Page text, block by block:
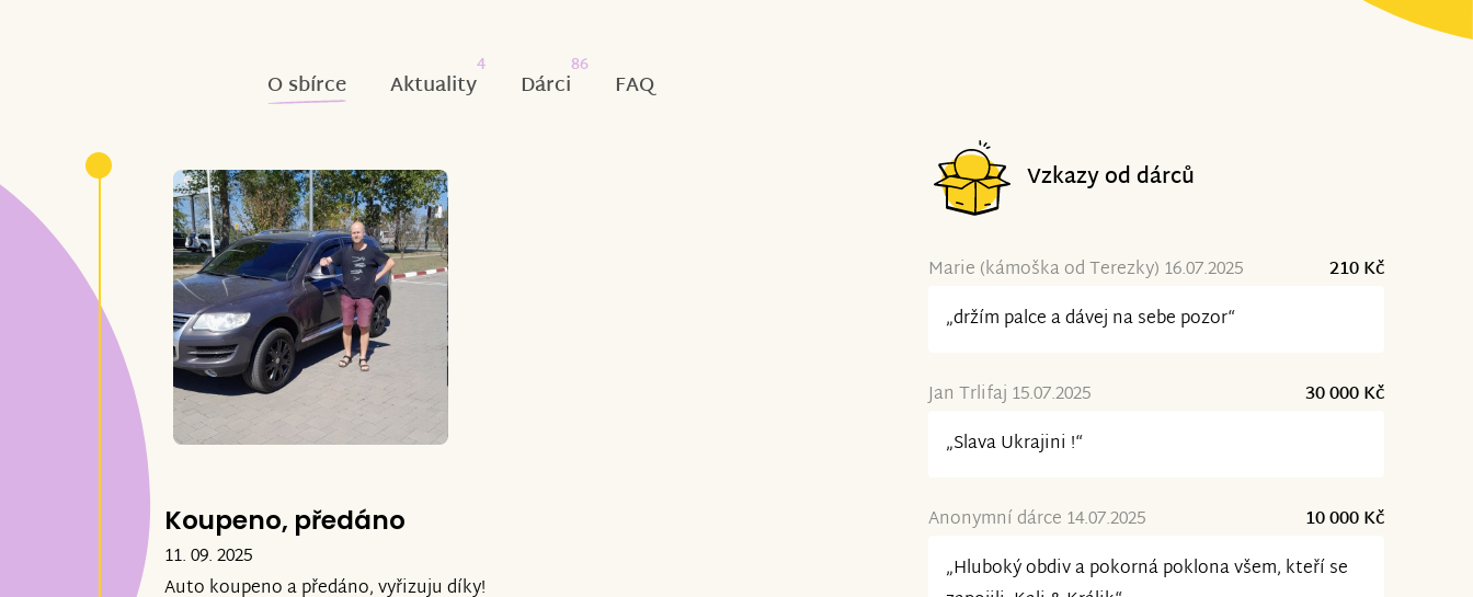
O sbírce Aktuality
4
Dárci
86
FAQ
Koupeno, předáno
11. 09. 2025
Auto koupeno a předáno, vyřizuju díky!
Vzkazy od dárců
Marie (kámoška od Terezky) 16.07.2025
210 Kč
„držím palce a dávej na sebe pozor“
Jan Trlifaj 15.07.2025
30 000 Kč
„Slava Ukrajini !“
Anonymní dárce 14.07.2025
10 000 Kč
„Hluboký obdiv a pokorná poklona všem, kteří se